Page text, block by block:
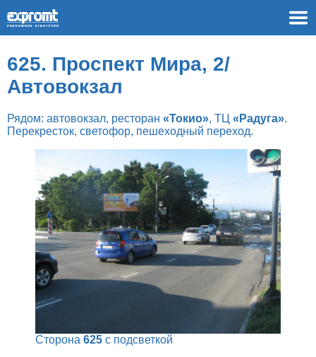
625. Проспект Мира, 2/
Автовокзал
Рядом: автовокзал, ресторан «Токио», ТЦ «Радуга».
Перекресток, светофор, пешеходный переход.
Сторона 625 с подсветкой